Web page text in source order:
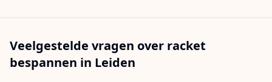
Veelgestelde vragen over racket
bespannen in Leiden